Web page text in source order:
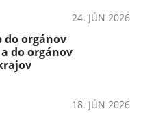
24. JÚN 2026
do orgánov
do orgánov
18. JÚN 2026